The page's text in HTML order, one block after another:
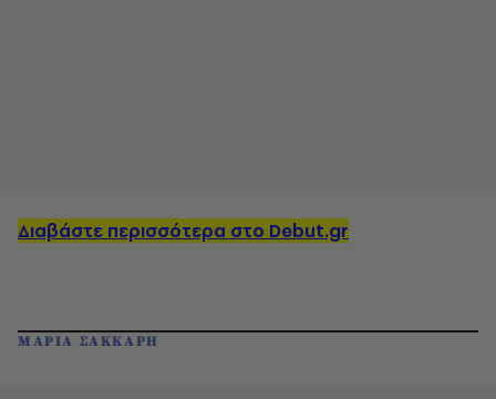
Διαβάστε περισσότερα στο Debut.gr
ΜΑΡΙΑ ΣΑΚΚΑΡΗ